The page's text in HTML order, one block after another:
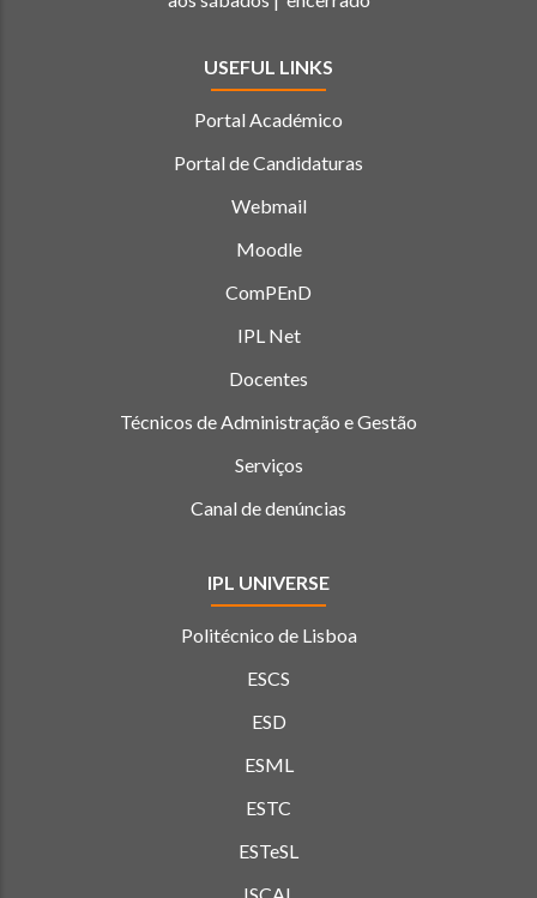
USEFUL LINKS
Portal Académico
Portal de Candidaturas
Webmail
Moodle
ComPEnD
IPL Net
Docentes
Técnicos de Administração e Gestão
Serviços
Canal de denúncias
IPL UNIVERSE
Politécnico de Lisboa
ESCS
ESD
ESML
ESTC
ESTeSL
ISCAL